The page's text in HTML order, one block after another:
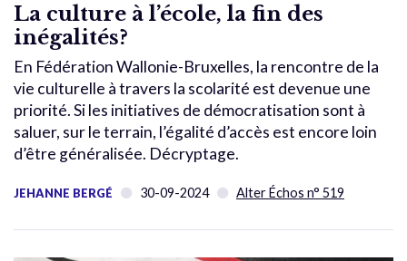
La culture à l’école, la fin des
inégalités?
En Fédération Wallonie-Bruxelles, la rencontre de la
vie culturelle à travers la scolarité est devenue une
priorité. Si les initiatives de démocratisation sont à
saluer, sur le terrain, l’égalité d’accès est encore loin
d’être généralisée. Décryptage.
JEHANNE BERGÉ 30-09-2024 Alter Échos n° 519